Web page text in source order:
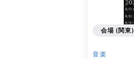
音楽
会場 (関東)